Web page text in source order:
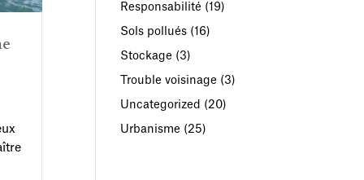
Responsabilité (19)
Sols pollués(16)
Stockage (3)
Trouble voisinage (3)
Uncategorized (20)
Urbanisme (25)